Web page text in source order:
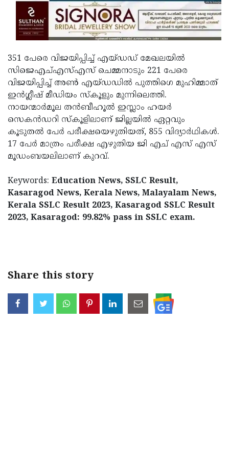
351 പേരെ വിജയിപ്പിച്ച് എയ്ഡഡ് മേഖലയില്‍
സിജെഎച്എസ്എസ് ചെമ്മനാടും 221 പേരെ
വിജയിപ്പിച്ച് അണ്‍ എയ്ഡഡില്‍ പുത്തിഗെ മുഹിമ്മാത്
ഇന്‍ഗ്ലീഷ് മീഡിയം സ്‌കൂളും മുന്നിലെത്തി.
നായന്മാര്‍മൂല തന്‍ബീഹൂല്‍ ഇസ്ലാം ഹയര്‍
സെകന്‍ഡറി സ്‌കൂളിലാണ് ജില്ലയില്‍ ഏറ്റവും
കൂടുതല്‍ പേര്‍ പരീക്ഷയെഴുതിയത്, 855 വിദ്യാര്‍ഥികള്‍.
17 പേര്‍ മാത്രം പരീക്ഷ എഴുതിയ ജി എച് എസ് എസ്
മൂഡംബയലിലാണ് കുറവ്.
Keywords: Education News, SSLC Result,
Kasaragod News, Kerala News, Malayalam News,
Kerala SSLC Result 2023, Kasaragod SSLC Result
2023, Kasaragod: 99.82% pass in SSLC exam.
Share this story